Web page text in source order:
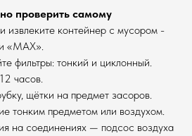
проверить самому
извлеките контейнер с мусором -
«MAX».
фильтры: тонкий и циклонный.
часов.
щётки на предмет засоров.
тонким предметом или воздухом.
на соединениях — подсос воздуха